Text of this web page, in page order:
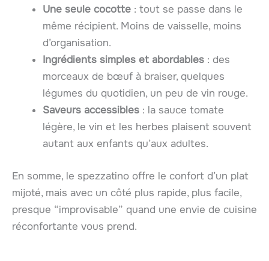
Une seule cocotte : tout se passe dans le
même récipient. Moins de vaisselle, moins
d’organisation.
Ingrédients simples et abordables : des
morceaux de bœuf à braiser, quelques
légumes du quotidien, un peu de vin rouge.
Saveurs accessibles : la sauce tomate
légère, le vin et les herbes plaisent souvent
autant aux enfants qu’aux adultes.
En somme, le spezzatino offre le confort d’un plat
mijoté, mais avec un côté plus rapide, plus facile,
presque “improvisable” quand une envie de cuisine
réconfortante vous prend.